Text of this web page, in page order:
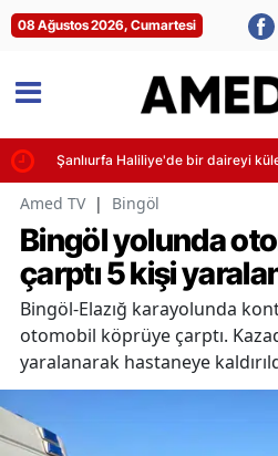
08 Ağustos 2026, Cumartesi
Şanlıurfa Haliliye'de bir daireyi küle
Amed TV | Bingöl
Bingöl yolunda
çarptı 5 kişi
Bingöl-Elazığ karayolunda
otomobil köprüye çarptı.
yaralanarak hastaneye